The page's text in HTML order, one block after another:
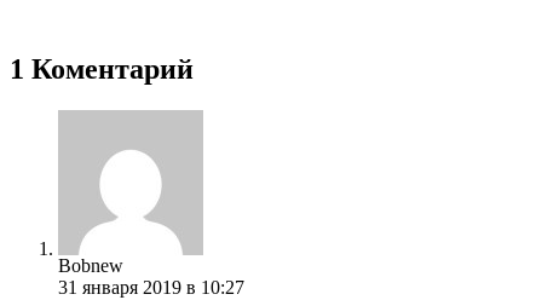
1 Коментарий
Bobnew
31 января 2019 в 10:27